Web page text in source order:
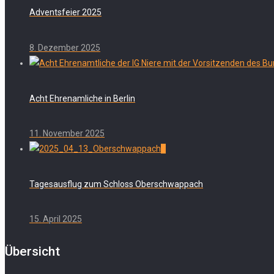
Adventsfeier 2025
8. Dezember 2025
Acht Ehrenamliche in Berlin
11. November 2025
Tagesausflug zum Schloss Oberschwappach
15. April 2025
Übersicht